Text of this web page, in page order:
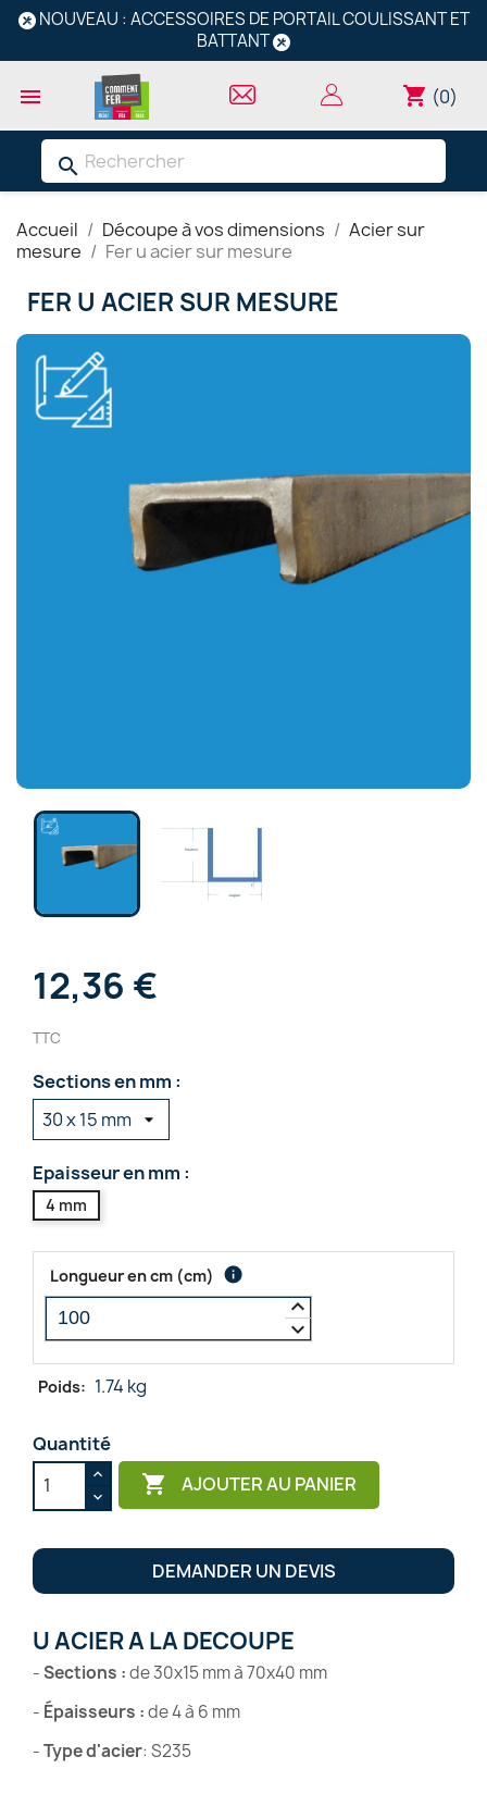
NOUVEAU : ACCESSOIRES DE PORTAIL COULISSANT ET
BATTANT
 shopping_cart (0)
search
Accueil Découpe à vos dimensions
Acier sur
mesure
Fer u acier sur mesure
FER U ACIER SUR MESURE
12,36 €
TTC
Sections en mm :
Epaisseur en mm :
4 mm
Longueur en cm (cm) info
keyboard_arrow_up
keyboard_arrow_down
Poids: 1.74 kg
Quantité
 AJOUTER AU PANIER
DEMANDER UN DEVIS
U ACIER A LA DECOUPE
-Sections :de 30x15 mm à 70x40 mm
- Épaisseurs :de 4 à 6 mm
-Type d'acier: S235